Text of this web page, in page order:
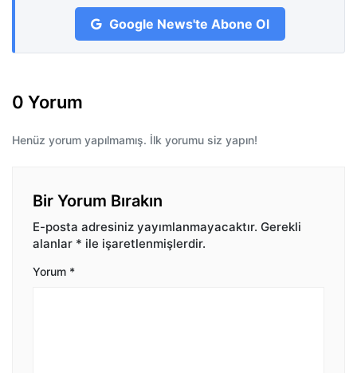
Google News'te Abone Ol
0 Yorum
Henüz yorum yapılmamış. İlk yorumu siz yapın!
Bir Yorum Bırakın
E-posta adresiniz yayımlanmayacaktır. Gerekli
alanlar * ile işaretlenmişlerdir.
Yorum *